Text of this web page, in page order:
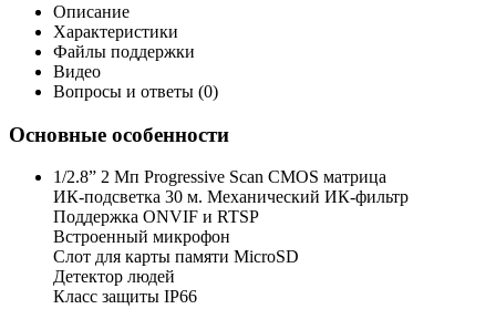
Описание
Характеристики
Файлы поддержки
Видео
Вопросы и ответы (0)
Основные особенности
1/2.8” 2 Мп Progressive Scan CMOS матрица
ИК-подсветка 30 м. Механический ИК-фильтр
Поддержка ONVIF и RTSP
Встроенный микрофон
Слот для карты памяти MicroSD
Детектор людей
Класс защиты IP66